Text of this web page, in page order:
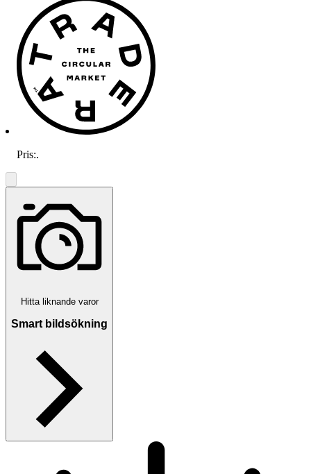
Pris:.
Hitta liknande varor
Smart bildsökning